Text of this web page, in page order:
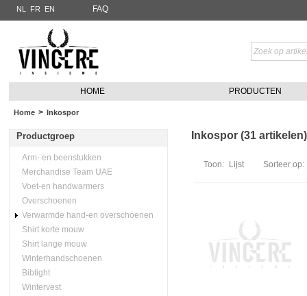
NL FR EN FAQ
HOME PRODUCTEN
Home > Inkospor
Productgroep
Arm- en beenstukken
Merchandise Team UAE
Voet-en handwarmers
Overschoenen
Verwarmde hand-en overschoenen
Shirt korte mouw
Shirt lange mouw
Winterhandschoenen
Bibtight
Wintervest
Inkospor (31 artikelen)
Toon: Lijst Sorteer op: